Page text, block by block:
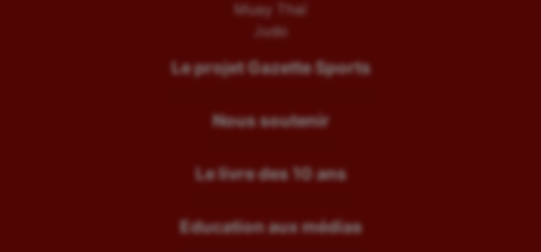
Muay Thaï
Judo
Le projet Gazette Sports
Nous soutenir
Le livre des 10 ans
Education aux médias